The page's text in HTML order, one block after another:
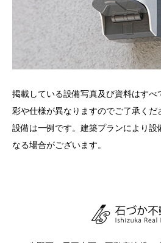
掲載している設備写真及び資料はす
彩や仕様が異なりますのでご了承くだ
設備は一例です。建築プランにより設
なる場合がございます。